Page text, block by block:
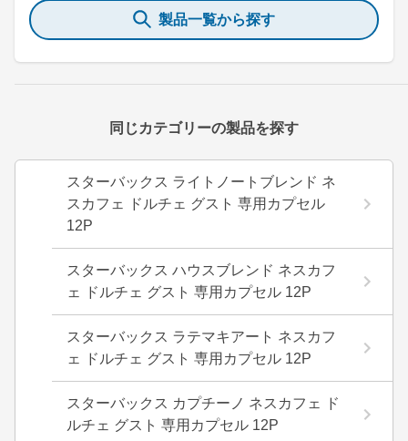
製品一覧から探す
同じカテゴリーの製品を探す
スターバックス ライトノートブレンド ネ
スカフェ ドルチェ グスト 専用カプセル
12P
スターバックス ハウスブレンド ネスカフ
ェ ドルチェ グスト 専用カプセル 12P
スターバックス ラテマキアート ネスカフ
ェ ドルチェ グスト 専用カプセル 12P
スターバックス カプチーノ ネスカフェ ド
ルチェ グスト 専用カプセル 12P